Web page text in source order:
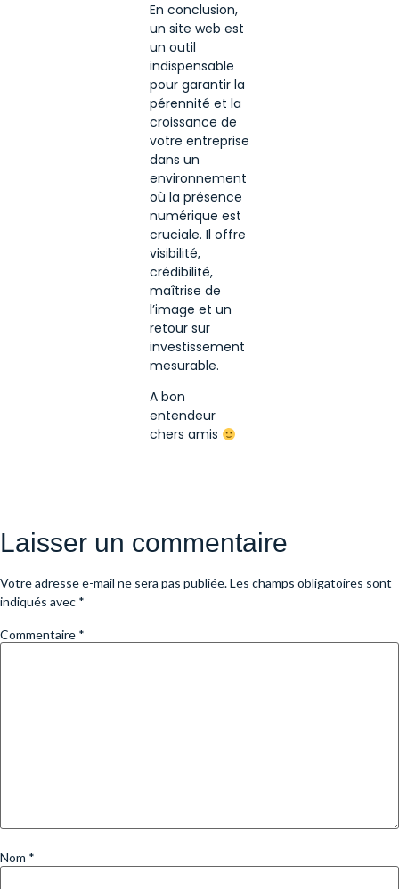
En conclusion,
un site web est
un outil
indispensable
pour garantir la
pérennité et la
croissance de
votre entreprise
dans un
environnement
où la présence
numérique est
cruciale. Il offre
visibilité,
crédibilité,
maîtrise de
l’image et un
retour sur
investissement
mesurable.
A bon
entendeur
chers amis
Laisser un commentaire
Votre adresse e-mail ne sera pas publiée.Les champs obligatoires sont
indiqués avec *
Commentaire *
Nom *